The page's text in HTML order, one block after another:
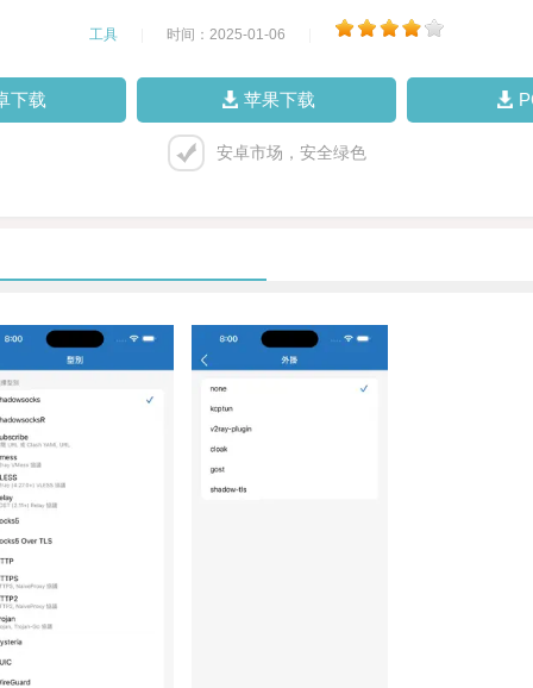
工具 时间：2025-01-06
下载 苹果下载
安卓市场，安全绿色